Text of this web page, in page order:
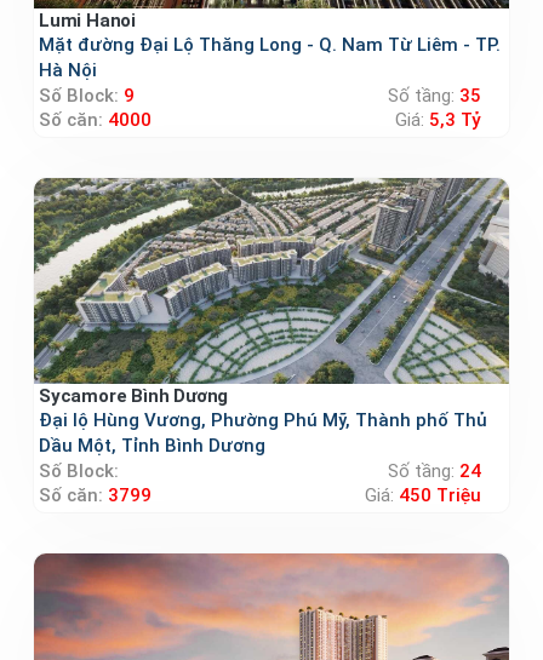
Lumi Hanoi
Mặt đường Đại Lộ Thăng Long - Q. Nam Từ Liêm - TP.
Hà Nội
Số Block: 9 Số tầng: 35
Số căn: 4000 Giá: 5,3 Tỷ
Sycamore Bình Dương
Đại lộ Hùng Vương, Phường Phú Mỹ, Thành phố Thủ
Dầu Một, Tỉnh Bình Dương
Số Block:
Số tầng: 24
Số căn: 3799 Giá: 450 Triệu